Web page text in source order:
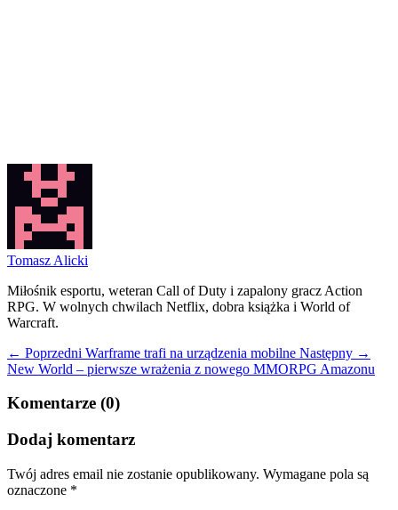
Tomasz Alicki
Miłośnik esportu, weteran Call of Duty i zapalony gracz Action
RPG. W wolnych chwilach Netflix, dobra książka i World of
Warcraft.
← Poprzedni Warframe trafi na urządzenia mobilne Następny →
New World – pierwsze wrażenia z nowego MMORPG Amazonu
Komentarze (0)
Dodaj komentarz
Twój adres email nie zostanie opublikowany. Wymagane pola są
oznaczone *